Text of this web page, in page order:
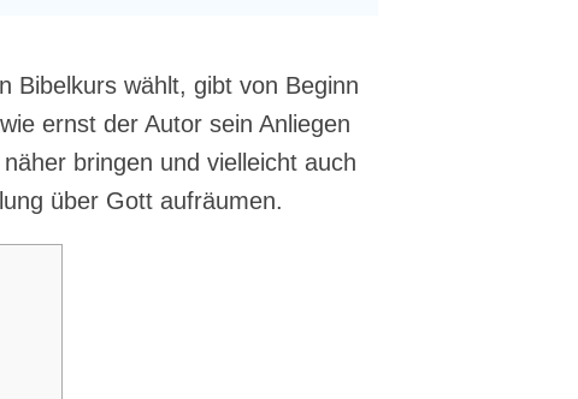
Bibel­kurs wählt, gibt von Beginn
ernst der Autor sein Anlie­gen
brin­gen und viel­leicht auch
über Gott aufräumen.